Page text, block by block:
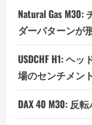
Natural Gas
ダーパターンが
USDCHF H1: ヘ
場のセンチメン
DAX 40 M30: 反